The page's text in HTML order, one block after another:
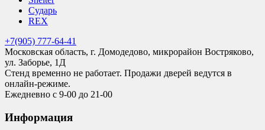
Сударь
REX
+7(905) 777-64-41
Московская область, г. Домодедово, микрорайон Востряково,
ул. Заборье, 1Д
Стенд временно не работает. Продажи дверей ведутся в
онлайн-режиме.
Ежедневно с 9-00 до 21-00
Информация